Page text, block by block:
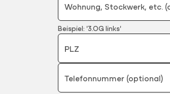
Wohnung, Stockwerk, etc.
Beispiel: '3.OG links'
PLZ
Telefonnummer (optional)